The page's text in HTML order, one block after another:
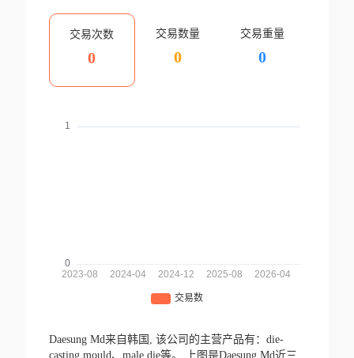
交易次数
0
交易数量
0
交易重量
0
Daesung Md来自韩国, 该公司的主营产品有：die-
casting mould、male die等。
上图是Daesung Md近三